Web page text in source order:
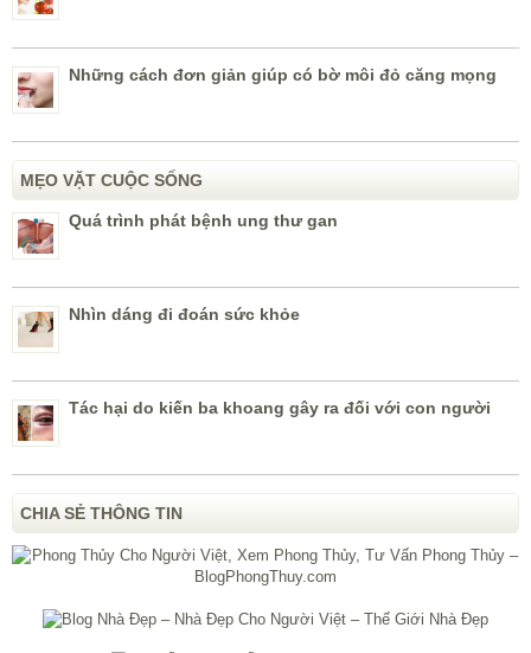
Những cách đơn giản giúp có bờ môi đỏ căng mọng
MẸO VẶT CUỘC SỐNG
Quá trình phát bệnh ung thư gan
Nhìn dáng đi đoán sức khỏe
Tác hại do kiến ba khoang gây ra đối với con người
CHIA SẺ THÔNG TIN